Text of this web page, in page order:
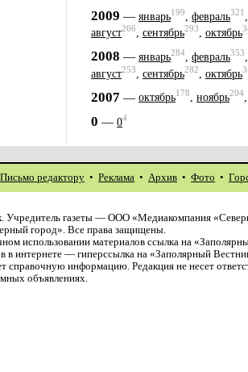
2009 — январь199 февраль321
август266, сентябрь293, октябрь
2008 — январь284 февраль353
август253 сентябрь282 октябрь
2007 — октябрь178, ноябрь204
0 — 04
Письмо редактору • Реклама • Архив • Фото •
. Учредитель газеты — ООО «Медиакомпания
город». Все права защищены.
использовании материалов ссылка на
в интернете — гиперссылка на «Заполярный
справочную информацию. Редакция не несет
объявлениях.